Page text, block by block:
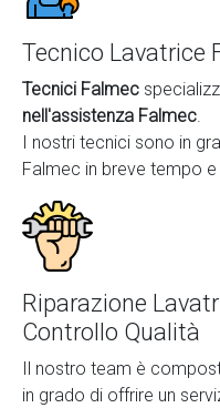
Tecnico Lavatrice
Tecnici Falmec
nell'assistenza Falmec.
I nostri tecnici sono in
Falmec in breve tempo
Riparazione
Controllo Qualità
Il nostro team è
in grado di offrire un